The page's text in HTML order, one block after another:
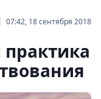
07:42, 18 сентября 2018